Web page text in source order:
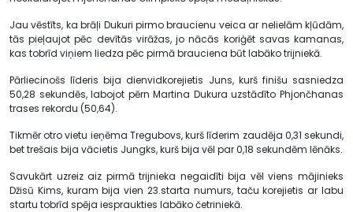
Jau vēstīts, ka brāļi Dukuri pirmo braucienu veica ar nelielām kļūdām,
tās pieļaujot pēc devītās virāžas, jo nācās koriģēt savas kamanas,
kas tobrīd viņiem liedza pēc pirmā brauciena būt labāko trijniekā.
Pārliecinošs līderis bija dienvidkorejietis Juns, kurš finišu sasniedza
50,28 sekundēs, labojot pērn Martina Dukura uzstādīto Phjončhanas
trases rekordu (50,64).
Tikmēr otro vietu ieņēma Tregubovs, kurš līderim zaudēja 0,31 sekundi,
bet trešais bija vācietis Jungks, kurš bija vēl par 0,18 sekundēm lēnāks.
Savukārt uzreiz aiz pirmā trijnieka negaidīti bija vēl viens mājinieks
Džisū Kims, kuram bija vien 23.starta numurs, taču korejietis ar labu
startu tobrīd spēja iespraukties labāko četriniekā.